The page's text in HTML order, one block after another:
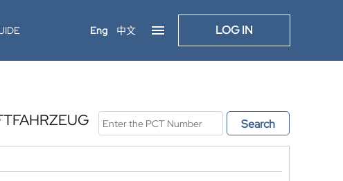
Eng 中文 LOG IN
Search